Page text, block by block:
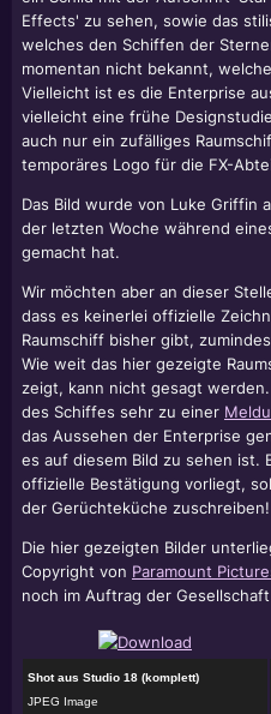
Effects' zu sehen, sowie das
welches den Schiffen der
momentan nicht bekannt,
Vielleicht ist es die Enterprise
vielleicht eine frühe
auch nur ein zufälliges
temporäres Logo für die FX-
Das Bild wurde von Luke Griffin
der letzten Woche während
gemacht hat.
Wir möchten aber an dieser
dass es keinerlei offizielle
Raumschiff bisher gibt,
Wie weit das hier gezeigte
zeigt, kann nicht gesagt
des Schiffes sehr zu einer
das Aussehen der Enterprise
es auf diesem Bild zu sehen ist.
offizielle Bestätigung vorliegt,
der Gerüchteküche zuschreiben!
Die hier gezeigten Bilder
Copyright von Paramount
noch im Auftrag der
Shot aus Studio 18 (komplett)
JPEG Image